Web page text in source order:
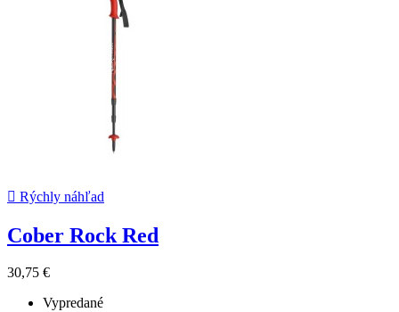
 Rýchly náhľad
Cober Rock Red
30,75 €
Vypredané